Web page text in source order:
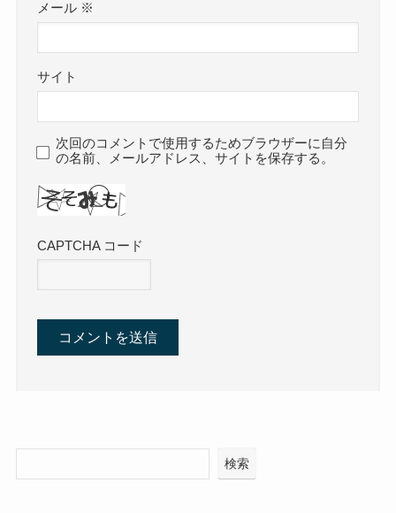
メール ※
サイト
次回のコメントで使用するためブラウザーに自分
の名前、メールアドレス、サイトを保存する。
CAPTCHA コード
検索